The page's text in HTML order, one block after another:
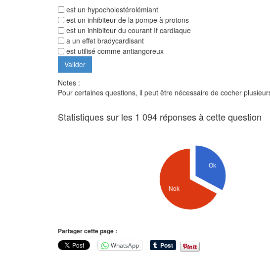
est un hypocholestérolémiant
est un inhibiteur de la pompe à protons
est un inhibiteur du courant If cardiaque
a un effet bradycardisant
est utilisé comme antiangoreux
Notes :
Pour certaines questions, il peut être nécessaire de cocher
Statistiques sur les 1 094 réponses à cette question
Ok
Nok
Partager cette page :
WhatsApp